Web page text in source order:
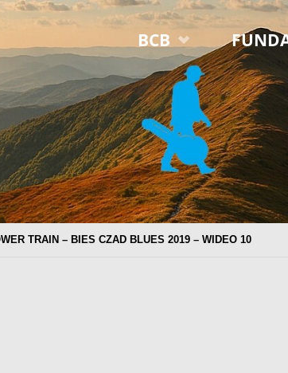
Przejdź
do
treści
BCB
TRAIN – BIES CZAD BLUES 2019 – WIDEO 10